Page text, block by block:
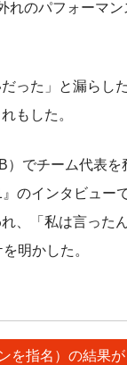
のパフォーマ
った」と漏らし
もした。
でチーム代表を
のインタビュー
、「私は言った
明かした。
を指名）の結果